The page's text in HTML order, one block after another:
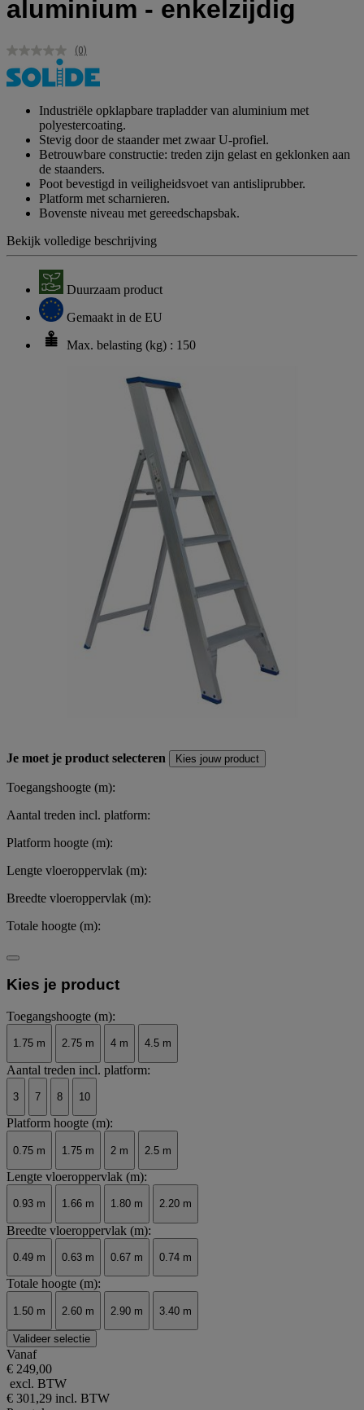
aluminium - enkelzijdig
Geen
scorewaarde.
Dezelfde
(0)
Industriële opklapbare trapladder van aluminium met
polyestercoating.
Stevig door de staander met zwaar U-profiel.
Betrouwbare constructie: treden zijn gelast en geklonken aan
de staanders.
Poot bevestigd in veiligheidsvoet van antisliprubber.
Platform met scharnieren.
Bovenste niveau met gereedschapsbak.
Bekijk volledige beschrijving
Duurzaam product
Gemaakt in de EU
Max. belasting (kg) : 150
Je moet je product selecteren Kies jouw product
Toegangshoogte (m):
Aantal treden incl. platform:
Platform hoogte (m):
Lengte vloeroppervlak (m):
Breedte vloeroppervlak (m):
Totale hoogte (m):
Kies je product
Toegangshoogte (m):
1.75 m 2.75 m 4 m 4.5 m
Aantal treden incl. platform:
3 7 8 10
Platform hoogte (m):
0.75 m 1.75 m 2 m 2.5 m
Lengte vloeroppervlak (m):
0.93 m 1.66 m 1.80 m 2.20 m
Breedte vloeroppervlak (m):
0.49 m 0.63 m 0.67 m 0.74 m
Totale hoogte (m):
1.50 m 2.60 m 2.90 m 3.40 m
Valideer selectie
Vanaf
€ 249,00
excl. BTW
€ 301,29 incl. BTW